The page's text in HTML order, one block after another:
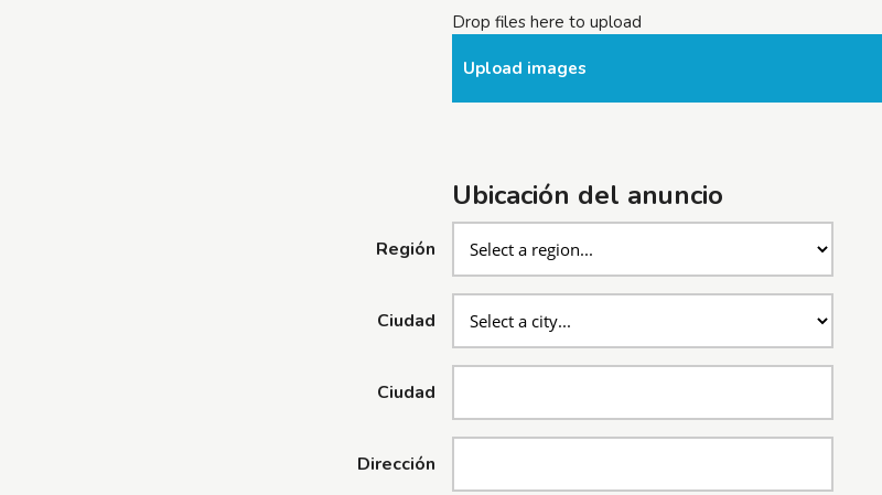
Drop files here to upload
Upload images
Ubicación del anuncio
Región
Ciudad
Ciudad
Dirección